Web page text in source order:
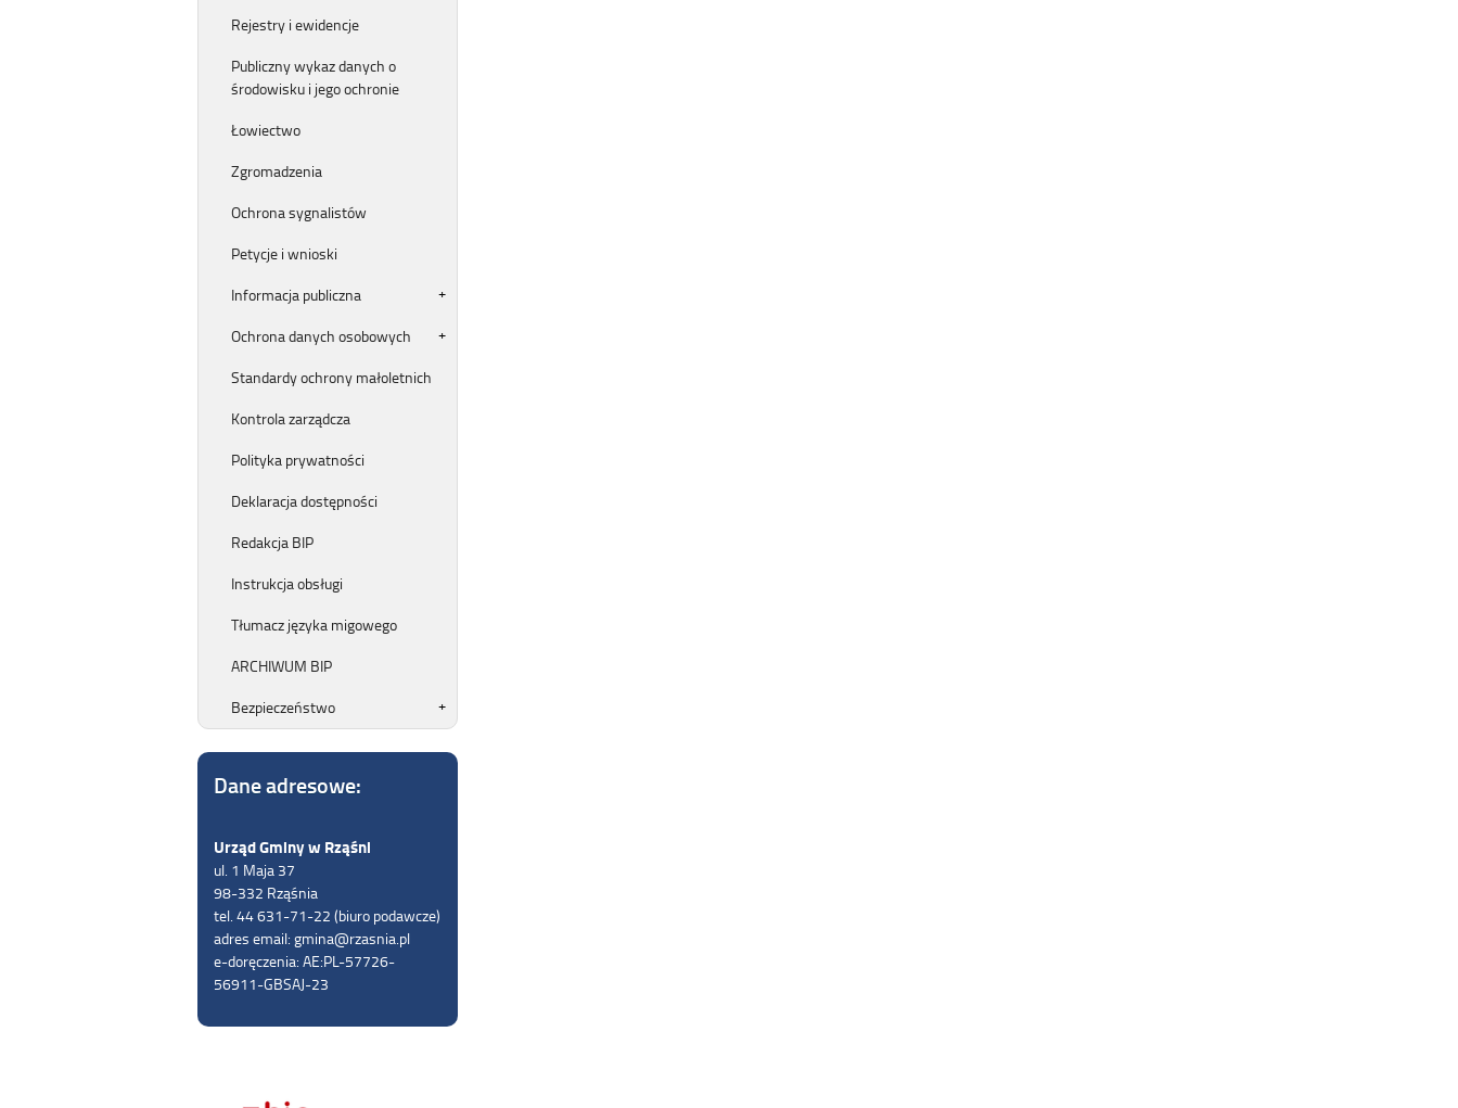
Rejestry i ewidencje
Publiczny wykaz danych o
środowisku i jego ochronie
Łowiectwo
Zgromadzenia
Ochrona sygnalistów
Petycje i wnioski
Informacja publiczna
Ochrona danych osobowych
Standardy ochrony małoletnich
Kontrola zarządcza
Polityka prywatności
Deklaracja dostępności
Redakcja BIP
Instrukcja obsługi
Tłumacz języka migowego
ARCHIWUM BIP
Bezpieczeństwo
Dane adresowe:
Urząd Gminy w Rząśni
ul. 1 Maja 37
98-332 Rząśnia
tel. 44 631-71-22 (biuro podawcze)
adres email: gmina@rzasnia.pl
e-doręczenia: AE:PL-57726-
56911-GBSAJ-23